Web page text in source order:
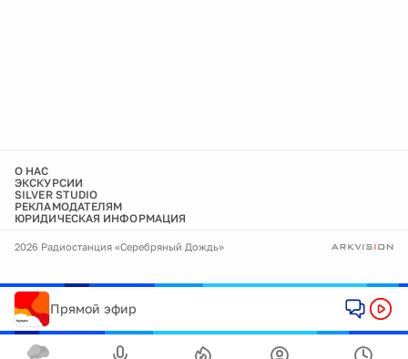
О НАС
ЭКСКУРСИИ
SILVER STUDIO
РЕКЛАМОДАТЕЛЯМ
ЮРИДИЧЕСКАЯ ИНФОРМАЦИЯ
2026 Радиостанция «Серебряный Дождь»
Прямой эфир